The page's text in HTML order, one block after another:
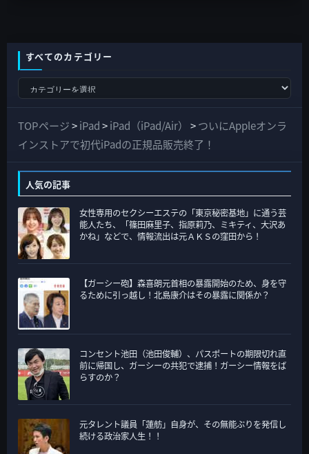
すべてのカテゴリー
て
の
ゴ
リ
ー
TOPページ>iPad>iPad（iPad/Air） >ついにAppleオンラ
インストアで初代iPadの正規品販売終了！
人気の記事
女性専用のセクシーエステの「東京秘密基地」に通う芸
能人たち、「篠田麻里子、指原莉乃、ミキティ、大沢あ
かね」などで、情報流出は元ＡＫＳの窪田から！
【ガーシー砲】森喜朗元首相の暴露開始のため、身を守
るために引っ越し！北島康介はその暴露に関係か？
コンセント池田（池田俊輔）、パスポートの期限切れ直
前に帰国し、ガーシーの共犯で逮捕！ガーシー情報をば
らすのか？
元タレント議員「蓮舫」自身が、その無能ぶりを発信し
続ける政治家人生！！